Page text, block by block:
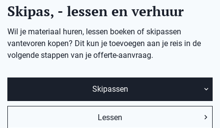
Skipas, - lessen en verhuur
Wil je materiaal huren, lessen boeken of skipassen
vantevoren kopen? Dit kun je toevoegen aan je reis in de
volgende stappen van je offerte-aanvraag.
Skipassen
Lessen